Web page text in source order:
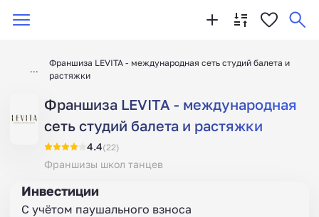
Франшиза LEVITA - международная сеть студий балета и
растяжки
Франшиза LEVITA - международная
сеть студий балета и растяжки
4.4(22)
Франшизы школ танцев
Инвестиции
С учётом паушального взноса